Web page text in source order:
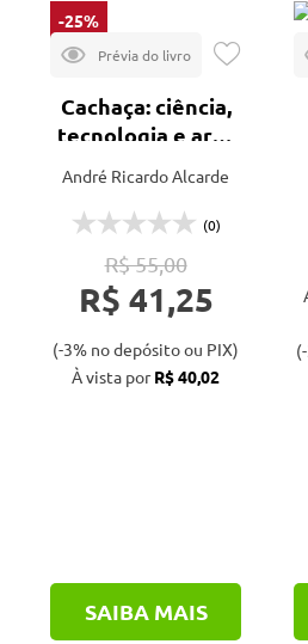
-25%
Cachaça: ciência,
tecnologia e arte
- 3ª ed.
André Ricardo Alcarde
(0)
R$ 55,00
R$ 41,25
(-3% no depósito ou PIX)
À vista porR$ 40,02
SAIBA MAIS